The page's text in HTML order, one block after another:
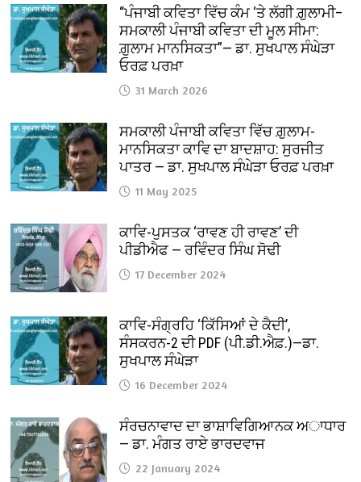
“ਪੰਜਾਬੀ ਕਵਿਤਾ ਵਿੱਚ ਕੰਮ ‘ਤੇ ਲੱਗੀ ਗ਼ੁਲਾਮੀ–
ਸਮਕਾਲੀ ਪੰਜਾਬੀ ਕਵਿਤਾ ਦੀ ਮੂਲ ਸੀਮਾ:
ਗ਼ੁਲਾਮ ਮਾਨਸਿਕਤਾ”— ਡਾ. ਸੁਖਪਾਲ ਸੰਘੇੜਾ
ਓਰਫ਼ ਪਰਖ਼ਾ
31 March 2026
ਸਮਕਾਲੀ ਪੰਜਾਬੀ ਕਵਿਤਾ ਵਿੱਚ ਗ਼ੁਲਾਮ-
ਮਾਨਸਿਕਤਾ ਕਾਵਿ ਦਾ ਬਾਦਸ਼ਾਹ: ਸੁਰਜੀਤ
ਪਾਤਰ — ਡਾ. ਸੁਖਪਾਲ ਸੰਘੇੜਾ ਓਰਫ਼ ਪਰਖ਼ਾ
11 May 2025
ਕਾਵਿ-ਪੁਸਤਕ ‘ਰਾਵਣ ਹੀ ਰਾਵਣ’ ਦੀ
ਪੀਡੀਐਫ — ਰਵਿੰਦਰ ਸਿੰਘ ਸੋਢੀ
17 December 2024
ਕਾਵਿ-ਸੰਗ੍ਰਹਿ ‘ਕਿੱਸਿਆਂ ਦੇ ਕੈਦੀ’,
ਸੰਸਕਰਨ-2 ਦੀ PDF (ਪੀ.ਡੀ.ਐਫ਼.)—ਡਾ.
ਸੁਖਪਾਲ ਸੰਘੇੜਾ
16 December 2024
ਸੰਰਚਨਾਵਾਦ ਦਾ ਭਾਸ਼ਾਵਿਗਿਆਨਕ ਅਾਧਾਰ
— ਡਾ. ਮੰਗਤ ਰਾਏ ਭਾਰਦਵਾਜ
22 January 2024